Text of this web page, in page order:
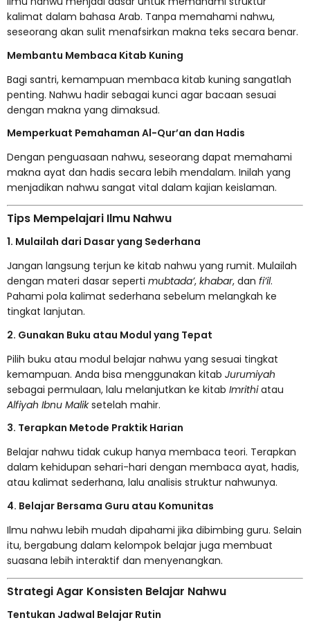
kalimat dalam bahasa Arab. Tanpa memahami nahwu,
seseorang akan sulit menafsirkan makna teks secara benar.
Membantu Membaca Kitab Kuning
Bagi santri, kemampuan membaca kitab kuning sangatlah
penting. Nahwu hadir sebagai kunci agar bacaan sesuai
dengan makna yang dimaksud.
Memperkuat Pemahaman Al-Qur’an dan Hadis
Dengan penguasaan nahwu, seseorang dapat memahami
makna ayat dan hadis secara lebih mendalam. Inilah yang
menjadikan nahwu sangat vital dalam kajian keislaman.
Tips Mempelajari Ilmu Nahwu
1. Mulailah dari Dasar yang Sederhana
Jangan langsung terjun ke kitab nahwu yang rumit. Mulailah
dengan materi dasar seperti mubtada’, khabar, dan fi’il.
Pahami pola kalimat sederhana sebelum melangkah ke
tingkat lanjutan.
2. Gunakan Buku atau Modul yang Tepat
Pilih buku atau modul belajar nahwu yang sesuai tingkat
kemampuan. Anda bisa menggunakan kitab Jurumiyah
sebagai permulaan, lalu melanjutkan ke kitab Imrithiatau
Alfiyah Ibnu Maliksetelah mahir.
3. Terapkan Metode Praktik Harian
Belajar nahwu tidak cukup hanya membaca teori. Terapkan
dalam kehidupan sehari-hari dengan membaca ayat, hadis,
atau kalimat sederhana, lalu analisis struktur nahwunya.
4. Belajar Bersama Guru atau Komunitas
Ilmu nahwu lebih mudah dipahami jika dibimbing guru. Selain
itu, bergabung dalam kelompok belajar juga membuat
suasana lebih interaktif dan menyenangkan.
Strategi Agar Konsisten Belajar Nahwu
Tentukan Jadwal Belajar Rutin